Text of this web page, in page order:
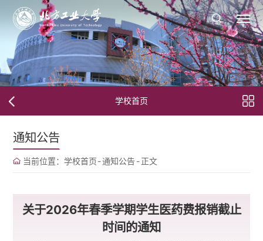
学校首页
通知公告
当前位置： 学校首页-通知公告-正文
关于2026年春季学期学生医药费报销截止
时间的通知